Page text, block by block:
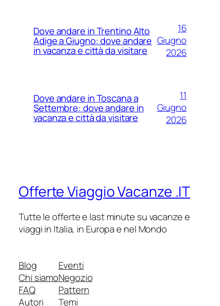
Dove andare in Trentino Alto
Adige a Giugno: dove andare
in vacanza e città da visitare
16
Giugno
2026
Dove andare in Toscana a
Settembre: dove andare in
vacanza e città da visitare
11
Giugno
2026
Offerte Viaggio Vacanze .IT
Tutte le offerte e last minute su vacanze e
viaggi in Italia, in Europa e nel Mondo
Blog
Chi siamo
FAQ
Autori
Eventi
Negozio
Pattern
Temi